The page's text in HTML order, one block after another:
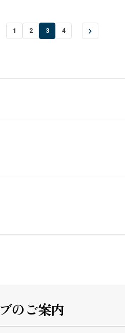
1 2 3 4
ブのご案内